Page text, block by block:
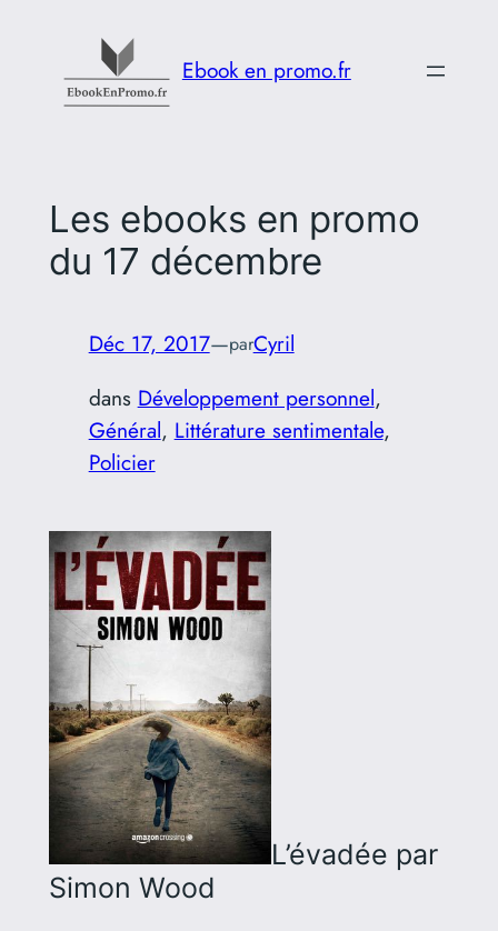
contenu
Ebook en promo.fr
Les ebooks en promo
du 17 décembre
Déc 17, 2017—parCyril
dans Développement personnel
Général, Littérature sentimentale
Policier
L’évadée par
Simon Wood